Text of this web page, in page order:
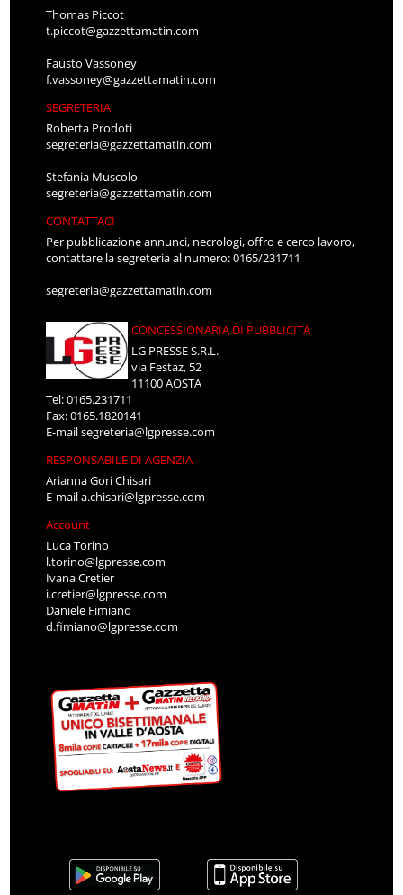
Thomas Piccot
t.piccot@gazzettamatin.com
Fausto Vassoney
f.vassoney@gazzettamatin.com
SEGRETERIA
Roberta Prodoti
segreteria@gazzettamatin.com
Stefania Muscolo
segreteria@gazzettamatin.com
CONTATTACI
Per pubblicazione annunci, necrologi, offro e cerco lavoro,
contattare la segreteria al numero: 0165/231711
segreteria@gazzettamatin.com
CONCESSIONARIA DI PUBBLICITÀ
LG PRESSE S.R.L.
via Festaz, 52
11100 AOSTA
Tel: 0165.231711
Fax: 0165.1820141
E-mailsegreteria@lgpresse.com
RESPONSABILE DI AGENZIA
Arianna Gori Chisari
E-maila.chisari@lgpresse.com
Account
Luca Torino
l.torino@lgpresse.com
Ivana Cretier
i.cretier@lgpresse.com
Daniele Fimiano
d.fimiano@lgpresse.com